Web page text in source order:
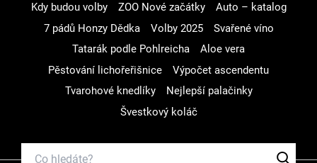
Kdy budou volby
ZOO Nové začátky
Auto – katalog
7 pádů Honzy Dědka
Volby 2025
Svařené víno
Tatarák podle Pohlreicha
Aloe vera
Pěstování lichořeřišnice
Výpočet ascendentu
Tvarohové knedlíky
Nejlepší palačinky
Švestkový koláč